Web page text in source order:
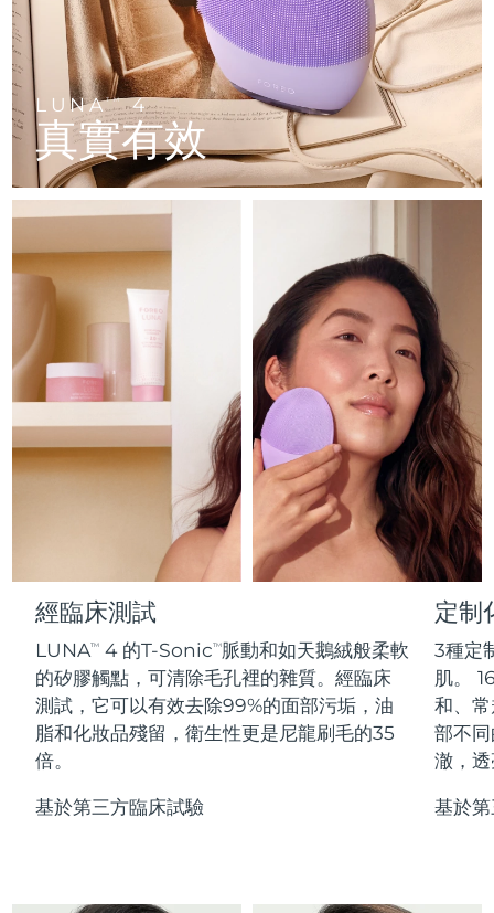
LUNATM4
真實有效
經臨床測試
LUNATM 4 的T-SonicTM脈動和如天鵝絨般柔軟
的矽膠觸點，可清除毛孔裡的雜質。經臨床
測試，它可以有效去除99%的面部污垢，油
脂和化妝品殘留，衛生性更是尼龍刷毛的35
倍。
基於第三方臨床試驗
定制
3種定
肌。
和、
部不
澈，
基於
LUNA™ 4 go
For travel or gym bag
LUNA™護膚
Premium cleansers & balm
LUNA™ 設備
All facial cleansing devices
BEAR™ 設備
All premium facelift devices
UFO™ 3 go
Portable red light therapy
面膜
Rejuvenation & hydration
UFO™ 設備
All deep facial hydration devices
issa™ 4 baby
For ages 0-3
issa™ Teeth Whitening Set
ISSA™ 設備
All silicone sonic toothbrushes
FAQ™ 102
Advanced clinical anti-aging
FAQ™ 103
Luxurious clinical anti-aging set
FAQ™ P1 Primer
Manuka honey primer
FAQ™護膚品
All FAQ™ skincare
FAQ™產品
All anti-aging treatments
FAQ™ 202
LED mask
FAQ™ 211
Anti-aging neck & décolleté LED mask
FAQ™ 221
Anti-aging LED hand mask
FAQ™護膚品
All FAQ™ skincare
FAQ™產品
All LED treatments
生髮
FAQ™ 301
LED hair strengthening scalp massager
FAQ™ Scalp Serum
Scalp recovery probiotic serum
FAQ™護膚品
All FAQ™ skincare
FAQ™產品
All hair treatments
肌膚年輕化
FAQ™ 501
Full-Spectrum Red Light Therapy
FAQ™ 502
Full-Spectrum Red Light Therapy
FAQ™ Red Light Serum
FAQ™ skincare
All FAQ™ skincare
FAQ™ products
All toning treatments
保健品
NEW
專業治療
脫毛
PEACH™ 2 Pro Max
Professional IPL hair removal device
PEACH™ 2
IPL hair removal
PEACH™ 2 go
Travel-friendly IPL hair removal
PEACH™ Cooling Prep Gel
身體護理
BEAR™ 2 body
Microcurrent body toning
LUNA™ 4 body
Massaging body brush
SUPERCHARGED™ serum
Firming body serum
ESPADA™ 2 plus
Recurring acne LED therapy
ESPADA™ 2
Acne treatment device
ESPADA™ Blemish Solution
眼部護理
BEAR™ 2 eyes & lips
Microcurrent line smoothing device
IRIS™ 2
Rejuvenating eye massager
眼部護膚
毛孔護理
KIWI™ derma
Diamond microdermabrasion .
Blackhead remover
LUNA™ 4 hair
2-in-1 LED scalp massager
LED light hairbrush
牙齒美白
NEW
issa™ Teeth Whitening Set
Dual LED + sonic device & 18% PAP gel
issa™ Teeth Whitening Gel
更多的
克羅埃西亞 預計送達日期8/9/26
賽普勒斯 預計送達日期8/10/26
捷克 預計送達日期
丹麥 預計送達日期8/9/26
芬蘭 預計送達日期 8/9/26
法國 預計送達日期 8/9/26
法屬玻里尼西亞 預計送達日期 8/13/26
德國 預計送達日期 8/9/26
預計送達日期8/13/26
預計送達日期 8/9/26
中國香港特別行政區 8/10/26
匈牙利 預計送達日期 8/9/26
冰島 預計送達日期 8/10/26
印尼 8/7/26
愛爾蘭 8/9/26